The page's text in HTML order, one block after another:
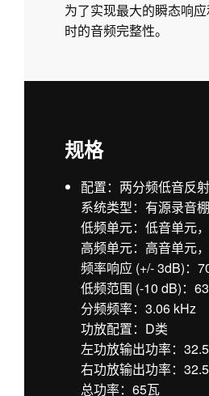
为了实现最大的瞬态响
时的音频完整性。
规格
配置：两分频低音反射
系统类型：有源录音
低频单元：低音单元
高频单元：高音单元
频率响应 (+/- 3dB)：
低频范围 (-10 dB)：
分频频率：3.06 kHz
功放配置：D类
左功放输出功率：
右功放输出功率：
总功率：65瓦